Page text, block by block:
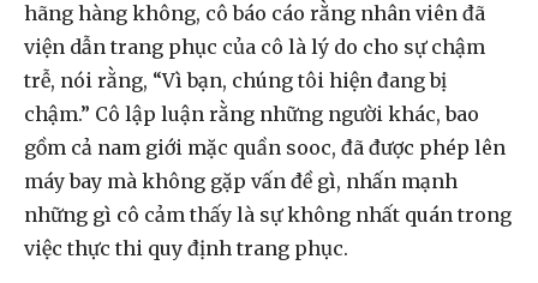
hãng hàng không, cô báo cáo rằng nhân viên đã
viện dẫn trang phục của cô là lý do cho sự chậm
trễ, nói rằng, “Vì bạn, chúng tôi hiện đang bị
chậm.” Cô lập luận rằng những người khác, bao
gồm cả nam giới mặc quần sooc, đã được phép lên
máy bay mà không gặp vấn đề gì, nhấn mạnh
những gì cô cảm thấy là sự không nhất quán trong
việc thực thi quy định trang phục.